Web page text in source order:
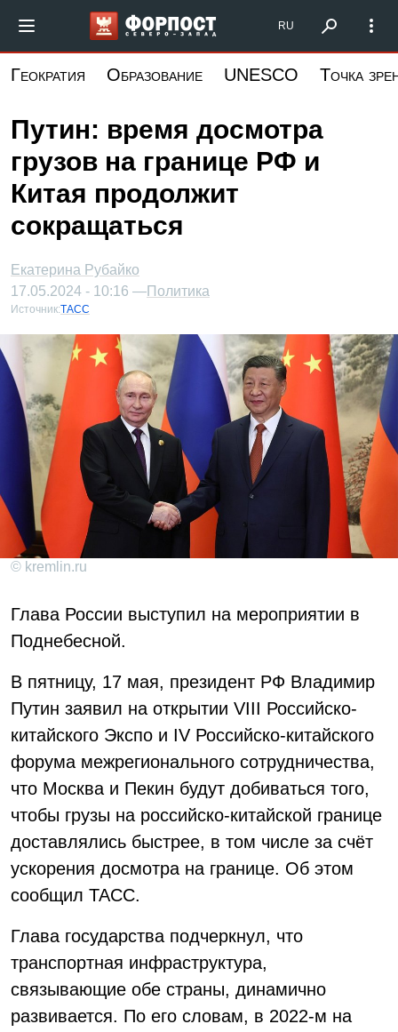
основному
Форпост Северо-Запад
RU
Геократия Образование UNESCO Точка
Путин: время досмотра
грузов на границе РФ и
Китая продолжит
сокращаться
Екатерина Рубайко
17.05.2024 - 10:16 —Политика
Источник:ТАСС
© kremlin.ru
Глава России выступил на мероприятии в
Поднебесной.
В пятницу, 17 мая, президент РФ Владимир
Путин заявил на открытии VIII Российско-
китайского Экспо и IV Российско-китайского
форума межрегионального сотрудничества,
что Москва и Пекин будут добиваться того,
чтобы грузы на российско-китайской границе
доставлялись быстрее, в том числе за счёт
ускорения досмотра на границе. Об этом
сообщил ТАСС.
Глава государства подчеркнул, что
транспортная инфраструктура,
связывающие обе страны, динамично
развивается. По его словам, в 2022-м на